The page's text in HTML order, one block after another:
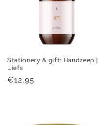
Stationery & gift: Handzeep |
Liefs
Normale
€12,95